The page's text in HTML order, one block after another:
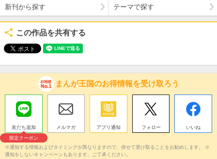
新刊から探す テーマで探す
この作品を共有する
まんが王国のお得情報を受け取ろう
友だち追加
限定クーポン
メルマガ アプリ通知 フォロー いいね
※通知する情報およびタイミングが異なりますので、併せて受け取ることをお勧めします。 ※
通知をしないキャンペーンもあります。ご了承ください。